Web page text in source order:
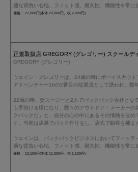
適な背負い心地、フィット感、耐久性、機能性を常
価格： 22,000円(本体 20,000円、税 2,000円)
正規取扱店 GREGORY (グレゴリー) スクール
GREGORY (グレゴリー)
ウェイン・グレゴリーは、14歳の時にボーイスカウ
アドベンチャー16の2番目の従業員として誘われ、数
22歳の時、妻スージーと2人でバックパック会社と
も手掛ける様になり、数々のアウトドア・メーカー
クパックだ」と、自分の心の中にあるその情熱を改
す。当初は店裏でパック作りをし、店先で顧客を捕
ウェインは、バックパックビジネスにおいてフィッ
適な背負い心地、フィット感、耐久性、機能性を常
価格： 12,100円(本体 11,000円、税 1,100円)